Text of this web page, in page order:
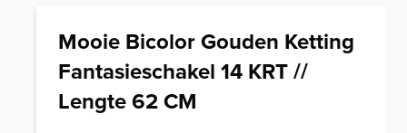
Mooie Bicolor Gouden Ketting
Fantasieschakel 14 KRT //
Lengte 62 CM